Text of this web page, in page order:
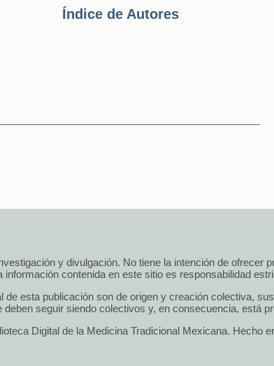
Índice de Autores
y divulgación. No tiene la intención de ofrecer
información contenida en este sitio es responsabilidad
de esta publicación son de origen y creación colectiva,
seguir siendo colectivos y, en consecuencia, está
Digital de la Medicina Tradicional Mexicana. Hecho